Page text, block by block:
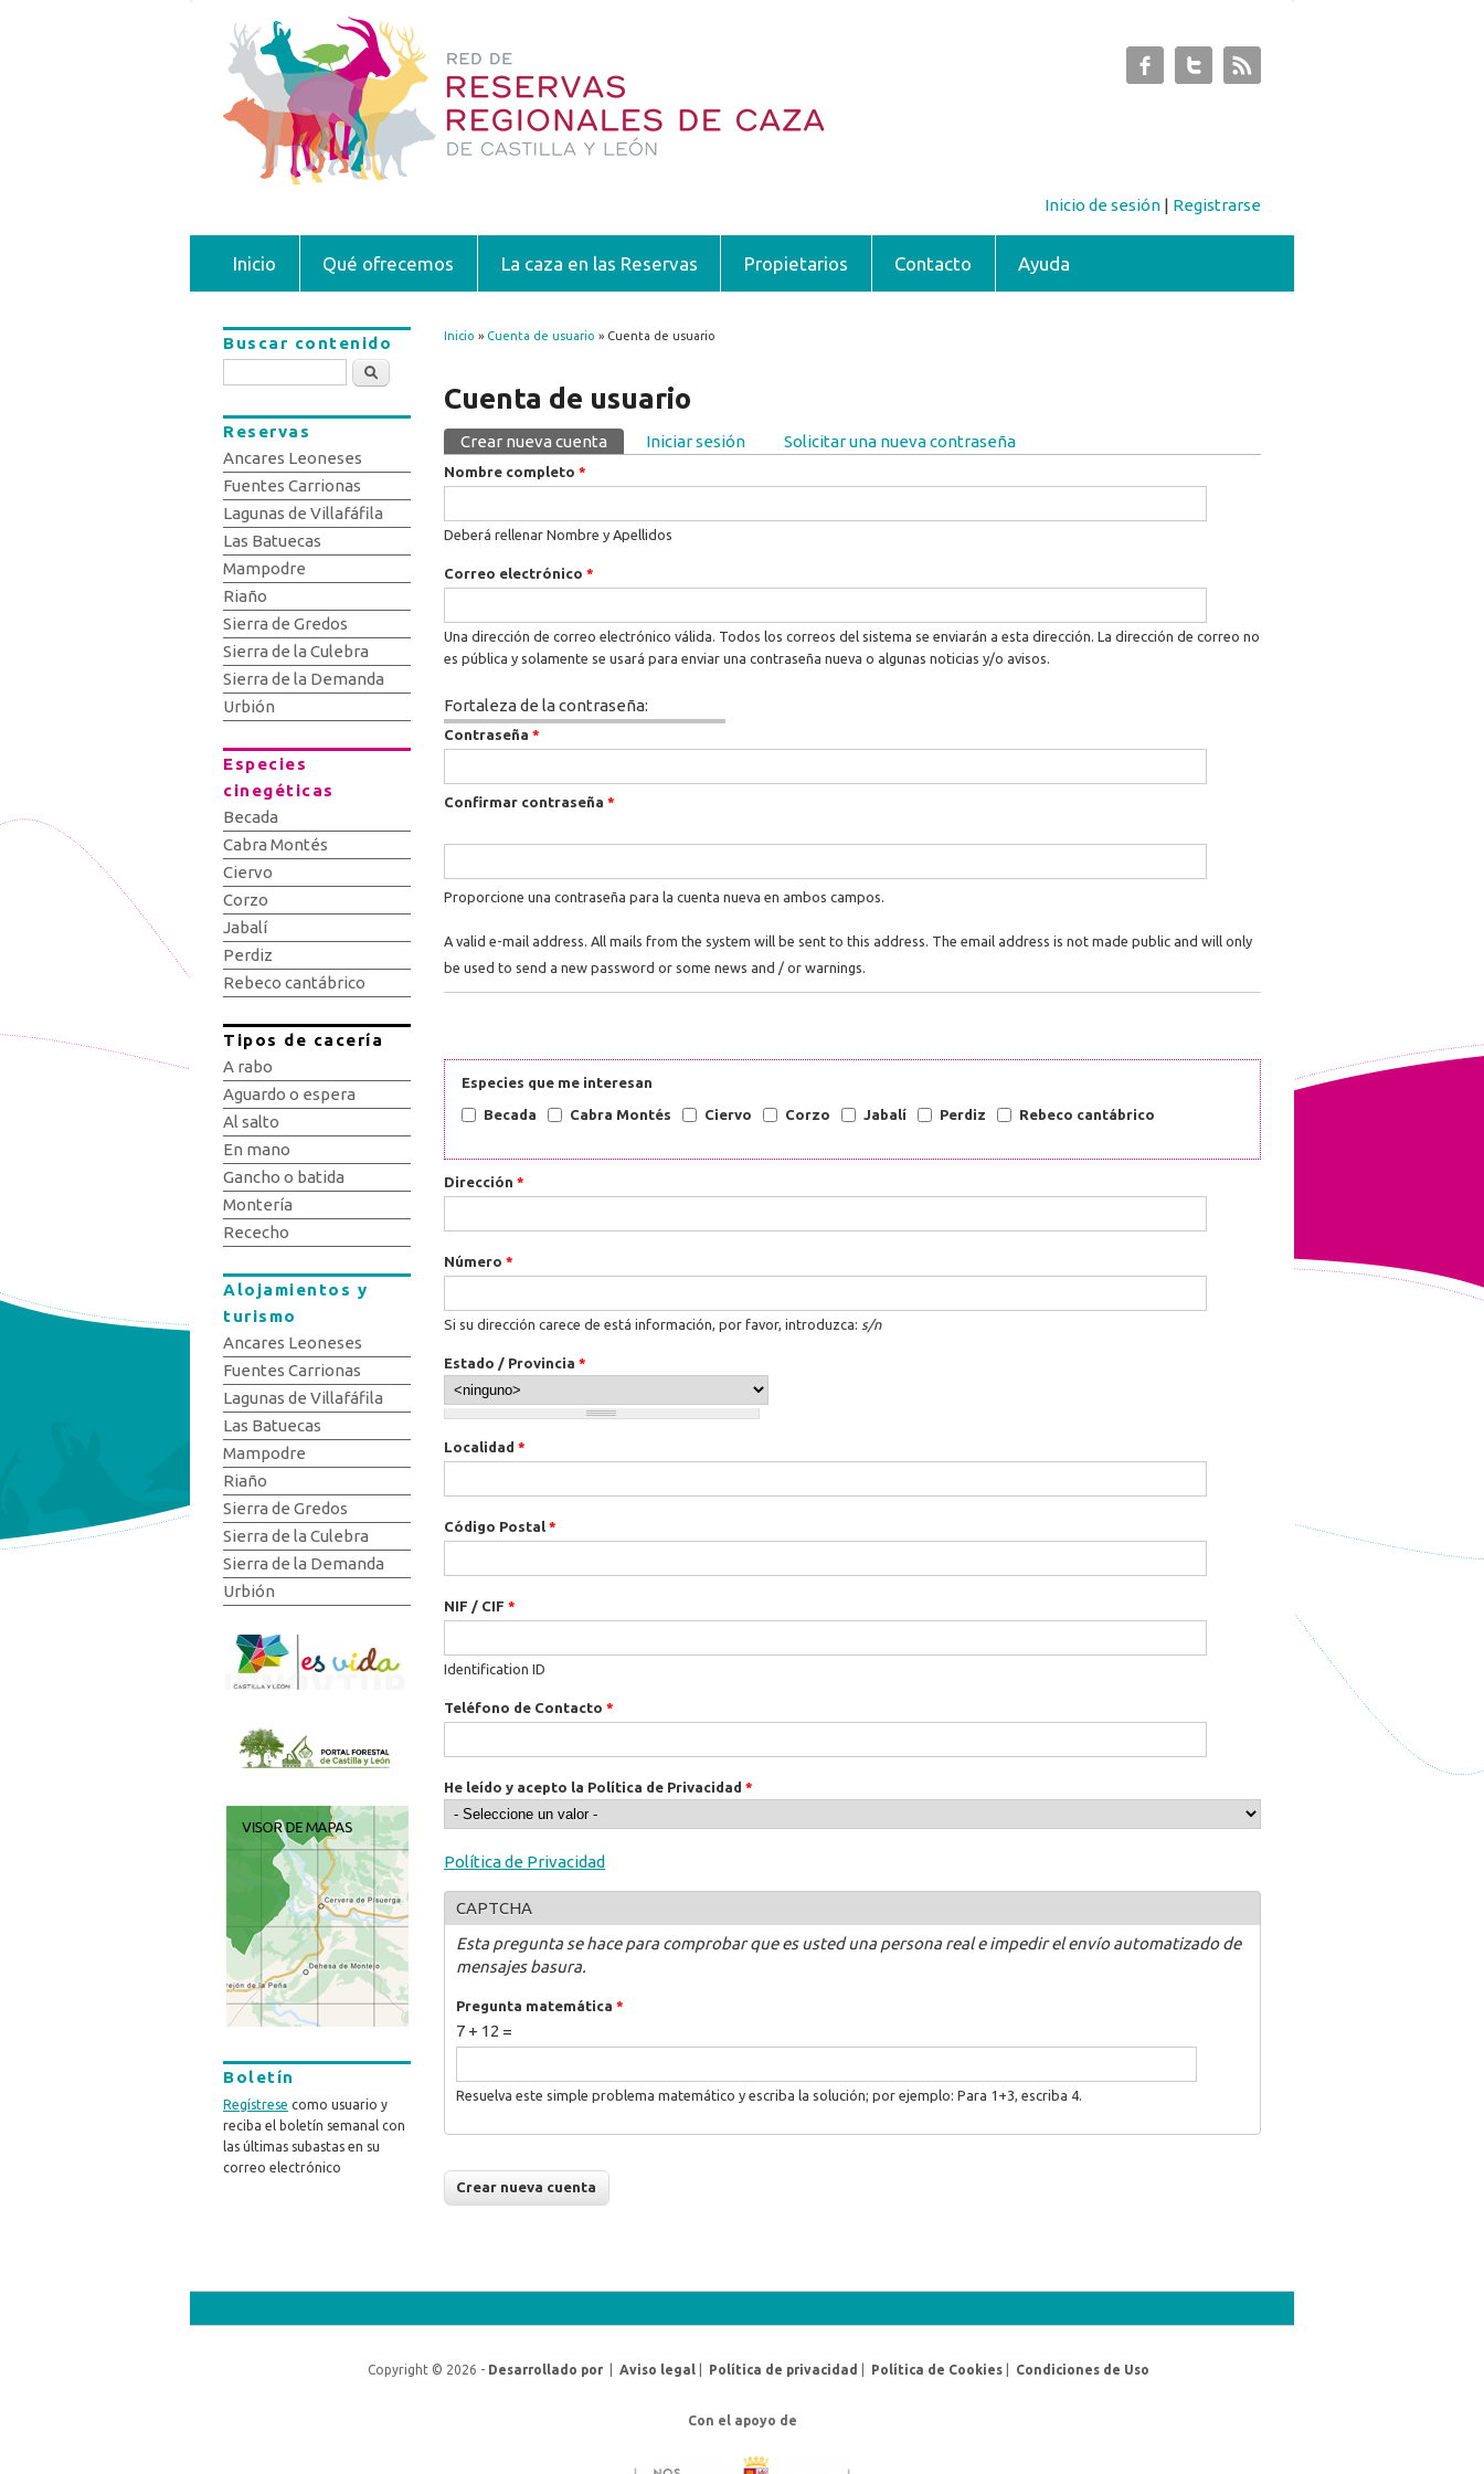
Inicio de sesión | Registrarse
Inicio Qué ofrecemos La caza en las Reservas Propietarios Contacto Ayuda
Se encuentra usted aquí
Inicio » Cuenta de usuario » Cuenta de usuario
Cuenta de usuario
Solapas principales
Crear nueva cuenta (solapa activa)
Iniciar sesión Solicitar una nueva contraseña
Nombre completo *
Deberá rellenar Nombre y Apellidos
Correo electrónico *
Una dirección de correo electrónico válida. Todos los correos del sistema se enviarán a esta dirección. La dirección de correo no
es pública y solamente se usará para enviar una contraseña nueva o algunas noticias y/o avisos.
Fortaleza de la contraseña:
Contraseña *
Confirmar contraseña *
Proporcione una contraseña para la cuenta nueva en ambos campos.
A valid e-mail address. All mails from the system will be sent to this address. The email address is not made public and will only
be used to send a new password or some news and / or warnings.
Especies que me interesan
Becada Cabra Montés Ciervo Corzo Jabalí Perdiz Rebeco cantábrico
Dirección *
Número *
Si su dirección carece de está información, por favor, introduzca: s/n
Estado / Provincia *
Localidad *
Código Postal *
NIF / CIF *
Identification ID
Teléfono de Contacto *
He leído y acepto la Política de Privacidad *
Política de Privacidad
CAPTCHA
Esta pregunta se hace para comprobar que es usted una persona real e impedir el envío automatizado de
mensajes basura.
Pregunta matemática *
7 + 12 =
Resuelva este simple problema matemático y escriba la solución; por ejemplo: Para 1+3, escriba 4.
Buscar contenido
Buscar
Reservas
Ancares Leoneses
Fuentes Carrionas
Lagunas de Villafáfila
Las Batuecas
Mampodre
Riaño
Sierra de Gredos
Sierra de la Culebra
Sierra de la Demanda
Urbión
Especies
cinegéticas
Becada
Cabra Montés
Ciervo
Corzo
Jabalí
Perdiz
Rebeco cantábrico
Tipos de cacería
A rabo
Aguardo o espera
Al salto
En mano
Gancho o batida
Montería
Rececho
Alojamientos y
turismo
Ancares Leoneses
Fuentes Carrionas
Lagunas de Villafáfila
Las Batuecas
Mampodre
Riaño
Sierra de Gredos
Sierra de la Culebra
Sierra de la Demanda
Urbión
Boletín
Regístrese como usuario y
reciba el boletín semanal con
las últimas subastas en su
correo electrónico
Copyright © 2026 - Desarrollado por| Aviso legal Política de privacidad Política de Cookies| Condiciones de Uso
Con el apoyo de